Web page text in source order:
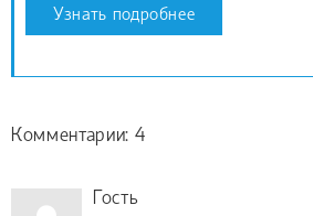
Узнать подробнее
Комментарии: 4
Гость